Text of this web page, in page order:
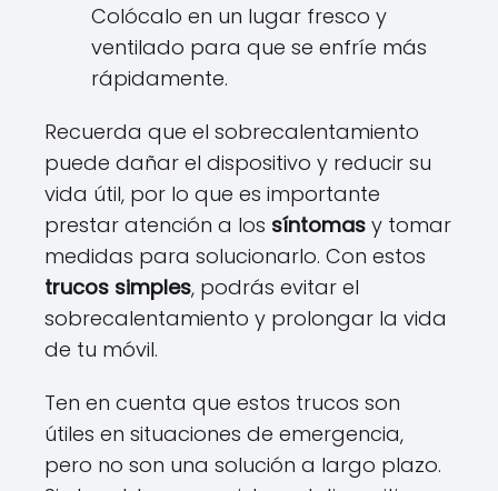
Colócalo en un lugar fresco y
ventilado para que se enfríe más
rápidamente.
Recuerda que el sobrecalentamiento
puede dañar el dispositivo y reducir su
vida útil, por lo que es importante
prestar atención a los síntomas y tomar
medidas para solucionarlo. Con estos
trucos simples, podrás evitar el
sobrecalentamiento y prolongar la vida
de tu móvil.
Ten en cuenta que estos trucos son
útiles en situaciones de emergencia,
pero no son una solución a largo plazo.